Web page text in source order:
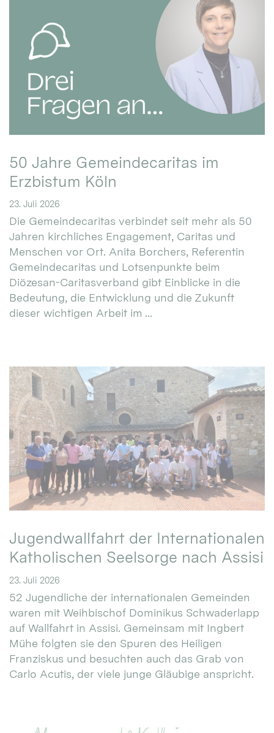
50 Jahre Gemeindecaritas im
Erzbistum Köln
23. Juli 2026
Die Gemeindecaritas verbindet seit mehr als 50
Jahren kirchliches Engagement, Caritas und
Menschen vor Ort. Anita Borchers, Referentin
Gemeindecaritas und Lotsenpunkte beim
Diözesan-Caritasverband gibt Einblicke in die
Bedeutung, die Entwicklung und die Zukunft
dieser wichtigen Arbeit im ...
Jugendwallfahrt der Internationalen
Katholischen Seelsorge nach Assisi
23. Juli 2026
52 Jugendliche der internationalen Gemeinden
waren mit Weihbischof Dominikus Schwaderlapp
auf Wallfahrt in Assisi. Gemeinsam mit Ingbert
Mühe folgten sie den Spuren des Heiligen
Franziskus und besuchten auch das Grab von
Carlo Acutis, der viele junge Gläubige anspricht.